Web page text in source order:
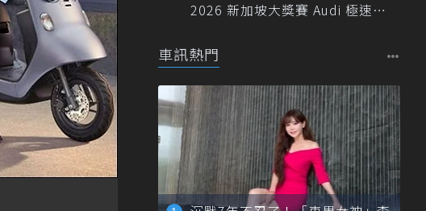
2026 新加坡大獎賽 Audi 極速之
車訊熱門